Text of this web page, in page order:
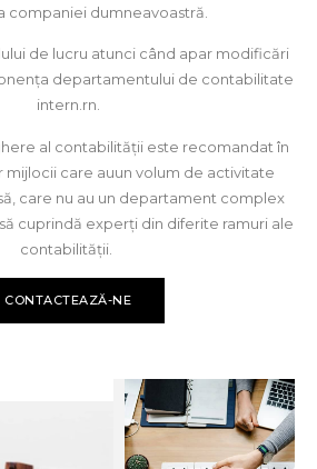
companiei dumneavoastră.
de lucru atunci când apar modificări
departamentului de contabilitate
intern.rn.
al contabilității este recomandat în
mijlocii care auun volum de activitate
care nu au un departament complex
cuprindă experți din diferite ramuri ale
contabilității.
CONTACTEAZĂ-NE